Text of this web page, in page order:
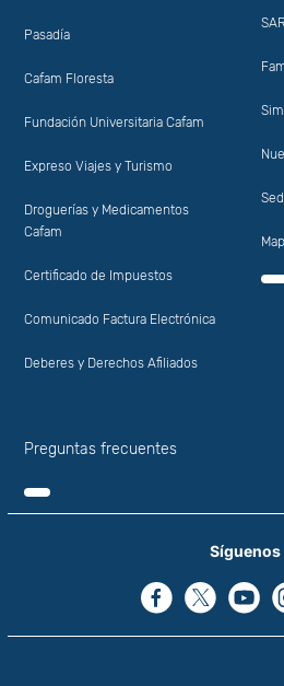
Pasadía
Cafam Floresta
Fundación Universitaria Cafam
Expreso Viajes y Turismo
Droguerías y Medicamentos
Cafam
Certificado de Impuestos
Comunicado Factura Electrónica
Deberes y Derechos Afiliados
Preguntas frecuentes
Síguenos